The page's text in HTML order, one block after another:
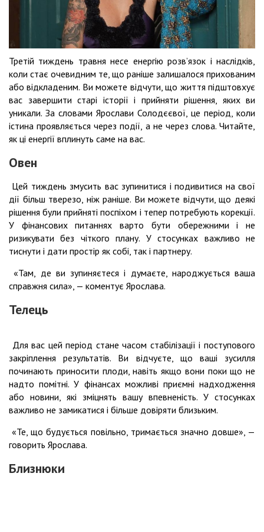
Третій тиждень травня несе енергію розв’язок і наслідків,
коли стає очевидним те, що раніше залишалося прихованим
або відкладеним. Ви можете відчути, що життя підштовхує
вас завершити старі історії і прийняти рішення, яких ви
уникали. За словами Ярослави Солодєєвої, це період, коли
істина проявляється через події, а не через слова. Читайте,
як ці енергії вплинуть саме на вас.
Овен
Цей тиждень змусить вас зупинитися і подивитися на свої
дії більш тверезо, ніж раніше. Ви можете відчути, що деякі
рішення були прийняті поспіхом і тепер потребують корекції.
У фінансових питаннях варто бути обережними і не
ризикувати без чіткого плану. У стосунках важливо не
тиснути і дати простір як собі, так і партнеру.
«Там, де ви зупиняєтеся і думаєте, народжується ваша
справжня сила», — коментує Ярослава.
Телець
Для вас цей період стане часом стабілізації і поступового
закріплення результатів. Ви відчуєте, що ваші зусилля
починають приносити плоди, навіть якщо вони поки що не
надто помітні. У фінансах можливі приємні надходження
або новини, які зміцнять вашу впевненість. У стосунках
важливо не замикатися і більше довіряти близьким.
«Те, що будується повільно, тримається значно довше», —
говорить Ярослава.
Близнюки